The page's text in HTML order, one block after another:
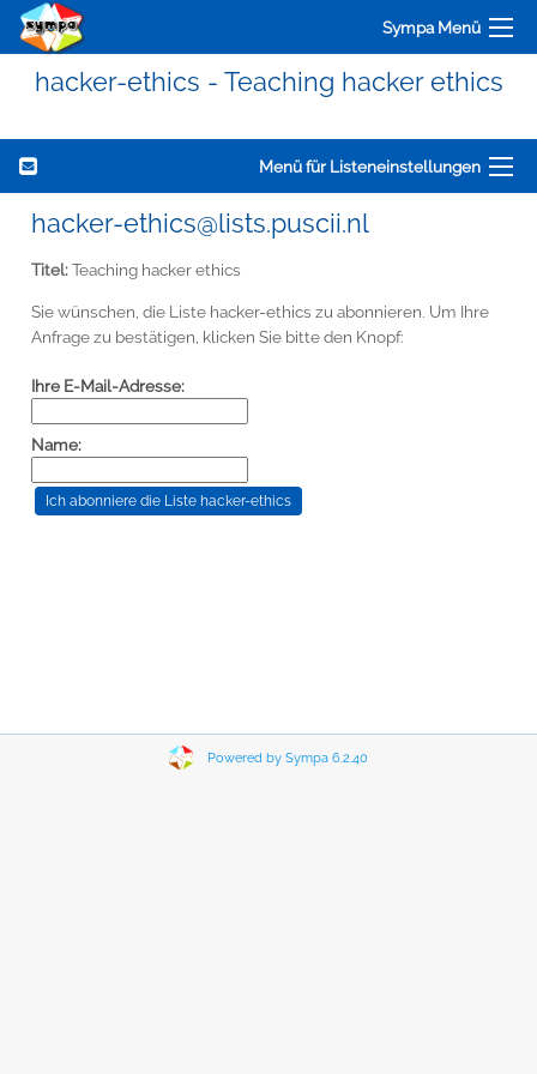
Sympa Menü
hacker-ethics - Teaching hacker ethics
Menü für Listeneinstellungen
hacker-ethics@lists.puscii.nl
Titel:Teaching hacker ethics
Sie wünschen, die Liste hacker-ethics zu abonnieren. Um Ihre
Anfrage zu bestätigen, klicken Sie bitte den Knopf:
Ihre E-Mail-Adresse:
Name:
Powered by Sympa 6.2.40